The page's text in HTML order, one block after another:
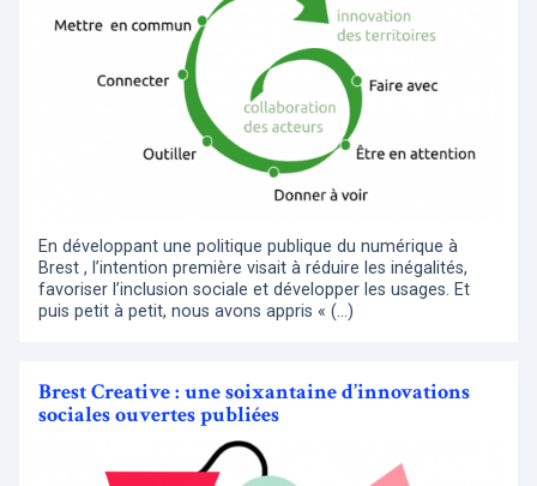
En développant une politique publique du numérique à
Brest , l’intention première visait à réduire les inégalités,
favoriser l’inclusion sociale et développer les usages. Et
puis petit à petit, nous avons appris « (…)
Brest Creative : une soixantaine d’innovations
sociales ouvertes publiées